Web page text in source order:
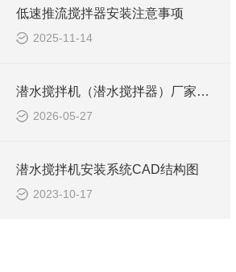
低速推流搅拌器安装注意事项
2025-11-14
潜水搅拌机（潜水搅拌器）厂家选型指南
2026-05-27
潜水搅拌机安装系统CAD结构图
2023-10-17